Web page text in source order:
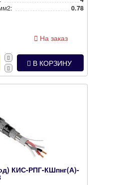
0.78
На заказ
В КОРЗИНУ
КИС-РПГ-КШпнг(А)-